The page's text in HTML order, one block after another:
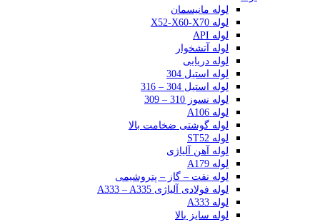
لوله مانیسمان
لوله X52-X60-X70
لوله API
لوله آتشخوار
لوله دریایی
لوله استیل 304
لوله استیل 304 – 316
لوله نسوز 310 – 309
لوله A106
لوله گوشتی ضخامت بالا
لوله ST52
لوله آهن آلیاژی
لوله A179
لوله نفت – گاز – پتروشیمی
لوله فولادی آلیاژی A333 – A335
لوله A333
لوله سایز بالا